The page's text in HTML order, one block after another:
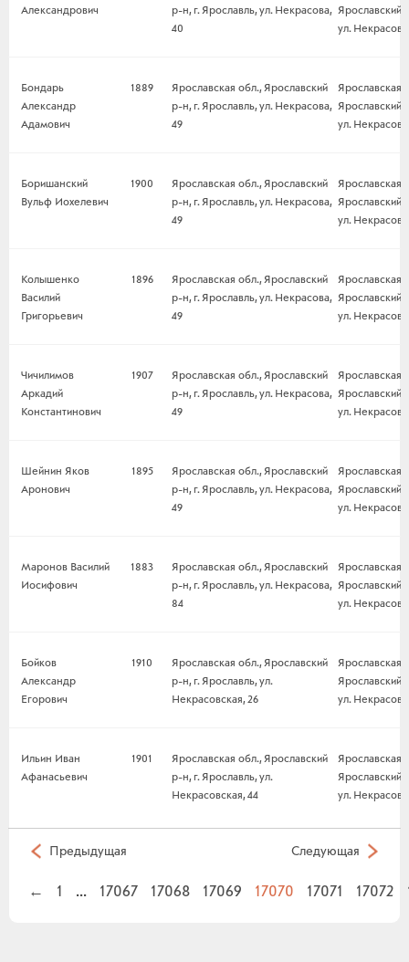
Александрович
р-н, г. Ярославль, ул. Некрасова,
40
Ярославский
ул.
Бондарь
Александр
Адамович
1889
Ярославская обл., Ярославский
р-н, г. Ярославль, ул. Некрасова,
49
Ярославская
Ярославский
ул.
Боришанский
Вульф Иохелевич
1900
Ярославская обл., Ярославский
р-н, г. Ярославль, ул. Некрасова,
49
Ярославская
Ярославский
ул.
Колышенко
Василий
Григорьевич
1896
Ярославская обл., Ярославский
р-н, г. Ярославль, ул. Некрасова,
49
Ярославская
Ярославский
ул.
Чичилимов
Аркадий
Константинович
1907
Ярославская обл., Ярославский
р-н, г. Ярославль, ул. Некрасова,
49
Ярославская
Ярославский
ул.
Шейнин Яков
Аронович
1895
Ярославская обл., Ярославский
р-н, г. Ярославль, ул. Некрасова,
49
Ярославская
Ярославский
ул.
Маронов Василий
Иосифович
1883
Ярославская обл., Ярославский
р-н, г. Ярославль, ул. Некрасова,
84
Ярославская
Ярославский
ул.
Бойков
Александр
Егорович
1910
Ярославская обл., Ярославский
р-н, г. Ярославль, ул.
Некрасовская, 26
Ярославская
Ярославский
ул.
Ильин Иван
Афанасьевич
1901
Ярославская обл., Ярославский
р-н, г. Ярославль, ул.
Некрасовская, 44
Ярославская
Ярославский
ул.
Предыдущая Следующая
← 1 ... 17067 17068 17069 17070 17071 17072